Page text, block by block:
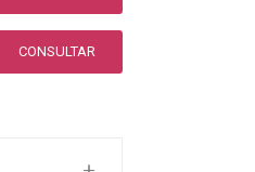
CONSULTAR